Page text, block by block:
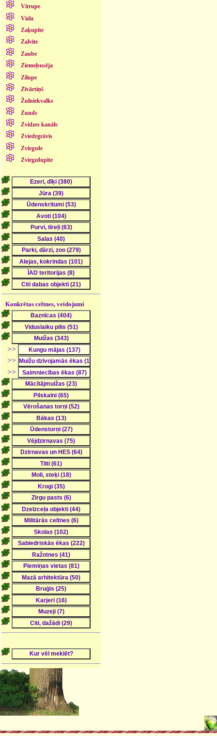
Vitrupe
Vizla
Zaķupīte
Zalvīte
Zaube
Ziemeļsusēja
Zilupe
Zīvārtiņš
Žulniekvalks
Zunds
Zvidzes kanāls
Zviedrgrāvis
Zvirgzde
Zvirgzdupīte
Konkrētas celtnes, veidojumi
>>
>>
>>